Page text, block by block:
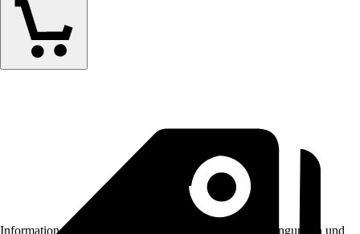
Informationen des Verkäufers, wie z. B. Rückgabebedingungen und